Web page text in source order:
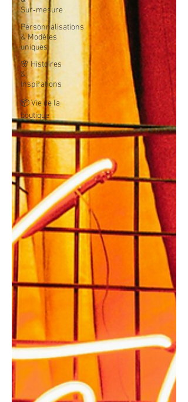
Sur‑mesure
Personnalisations
& Modèles
uniques
🌸 Histoires
&
Inspirations
📦 Vie de la
boutique